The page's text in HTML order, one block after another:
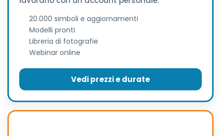
20.000 simboli e aggiornamenti
Modelli pronti
Libreria di fotografie
Webinar online
Vedi prezzi e durate